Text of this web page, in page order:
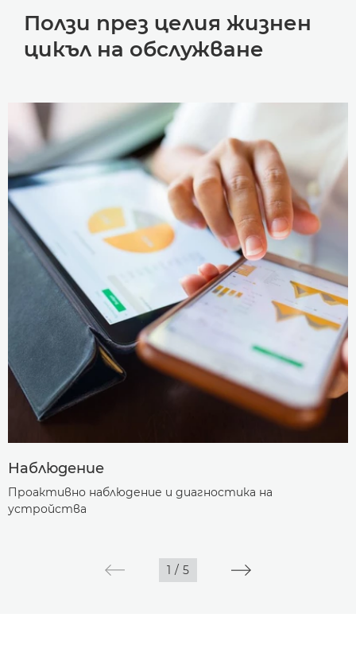
Ползи през целия жизнен
цикъл на обслужване
Наблюдение
Проактивно наблюдение и диагностика на
устройства
1 / 5